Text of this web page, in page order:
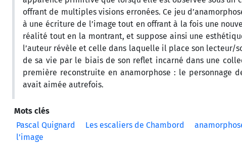
offrant de multiples visions erronées. Ce jeu
à une écriture de l’image tout en offrant à la fois une
réalité tout en la montrant, et suppose ainsi une
l’auteur révèle et celle dans laquelle il place son lecteur/
de sa vie par le biais de son reflet incarné dans une
première reconstruite en anamorphose : le personnage
avait aimée autrefois.
Mots clés
Pascal Quignard
Les escaliers de Chambord
l’image